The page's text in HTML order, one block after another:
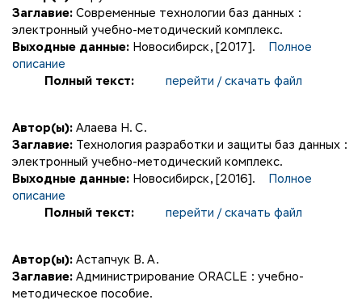
Заглавие: Современные технологии баз данных :
электронный учебно-методический комплекс.
Выходные данные: Новосибирск, [2017].
Полное
описание
Полный текст:
перейти / скачать файл
Автор(ы): Алаева Н. С.
Заглавие: Технология разработки и защиты баз данных :
электронный учебно-методический комплекс.
Выходные данные: Новосибирск, [2016].
Полное
описание
Полный текст:
перейти / скачать файл
Автор(ы): Астапчук В. А.
Заглавие: Администрирование ORACLE : учебно-
методическое пособие.